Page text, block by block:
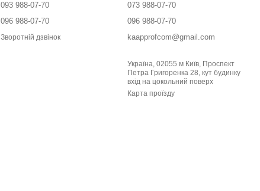
093 988-07-70
096 988-07-70
Зворотній дзвінок
073 988-07-70
096 988-07-70
kaapprofcom@gmail.com
Україна, 02055 м Київ, Проспект
Петра Григоренка 28, кут будинку
вхід на цокольний поверх
Карта проїзду